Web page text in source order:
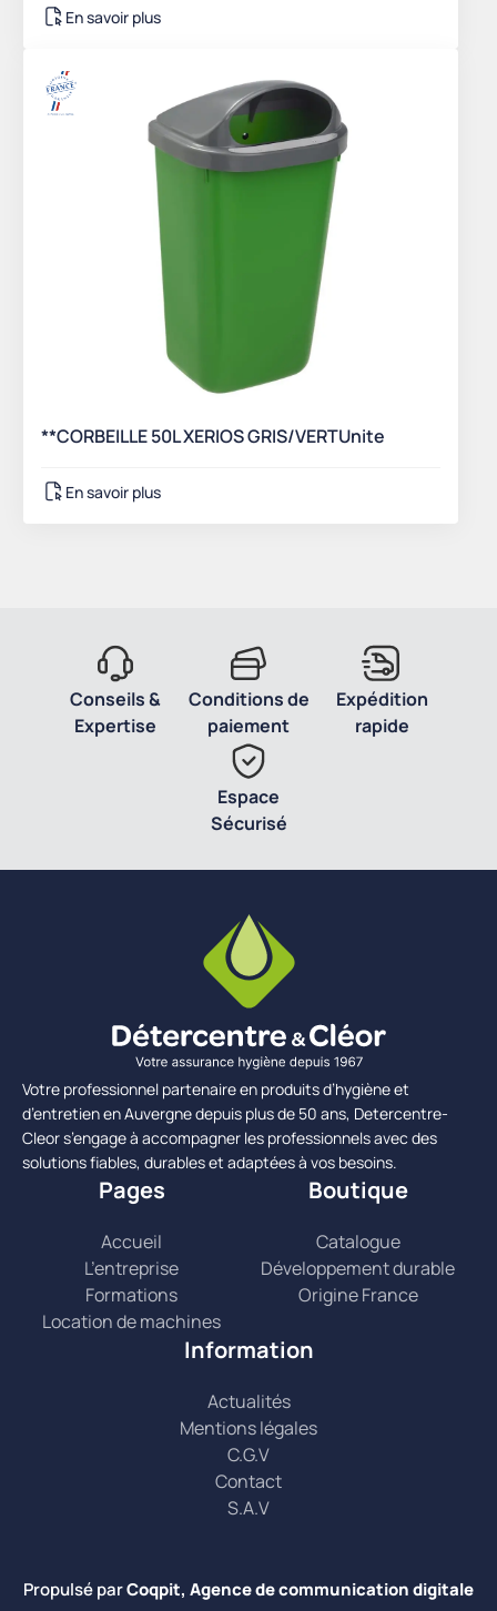
En savoir plus
**CORBEILLE 50L XERIOS GRIS/VERTUnite
En savoir plus
Conseils &
Expertise
Conditions de
paiement
Expédition
rapide
Espace
Sécurisé
Votre professionnel partenaire en produits d’hygiène et
d’entretien en Auvergne depuis plus de 50 ans, Detercentre-
Cleor s’engage à accompagner les professionnels avec des
solutions fiables, durables et adaptées à vos besoins.
Pages
Accueil
L’entreprise
Formations
Location de machines
Boutique
Catalogue
Développement durable
Origine France
Information
Actualités
Mentions légales
C.G.V
Contact
S.A.V
Propulsé parCoqpit, Agence de communication digitale